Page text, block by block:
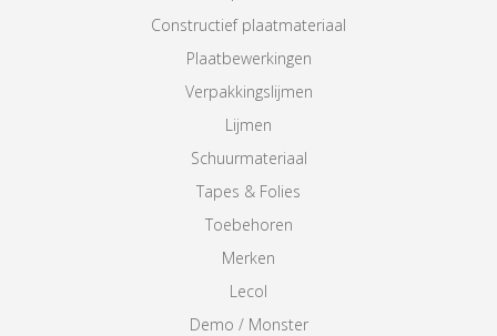
Constructief plaatmateriaal
Plaatbewerkingen
Verpakkingslijmen
Lijmen
Schuurmateriaal
Tapes & Folies
Toebehoren
Merken
Lecol
Demo / Monster